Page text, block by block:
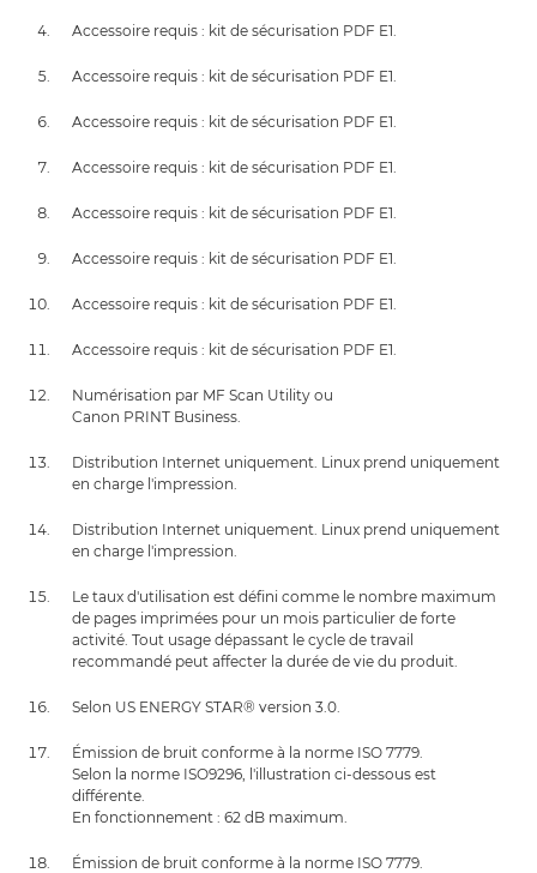
Accessoire requis : kit de sécurisation PDF E1.
Accessoire requis : kit de sécurisation PDF E1.
Accessoire requis : kit de sécurisation PDF E1.
Accessoire requis : kit de sécurisation PDF E1.
Accessoire requis : kit de sécurisation PDF E1.
Accessoire requis : kit de sécurisation PDF E1.
Accessoire requis : kit de sécurisation PDF E1.
Accessoire requis : kit de sécurisation PDF E1.
Numérisation par MF Scan Utility ou
Canon PRINT Business.
Distribution Internet uniquement. Linux prend uniquement
en charge l'impression.
Distribution Internet uniquement. Linux prend uniquement
en charge l'impression.
Le taux d'utilisation est défini comme le nombre maximum
de pages imprimées pour un mois particulier de forte
activité. Tout usage dépassant le cycle de travail
recommandé peut affecter la durée de vie du produit.
Selon US ENERGY STAR® version 3.0.
Émission de bruit conforme à la norme ISO 7779.
Selon la norme ISO9296, l'illustration ci-dessous est
différente.
En fonctionnement : 62 dB maximum.
Émission de bruit conforme à la norme ISO 7779.